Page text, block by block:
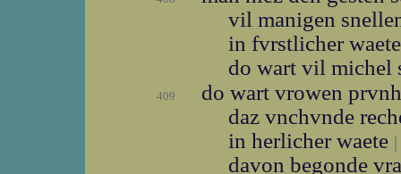
vil manigen
in fvrstlicher
do wart vil michel
409
do wart vrowen
daz vnchvnde
in herlicher waete |
davon begonde